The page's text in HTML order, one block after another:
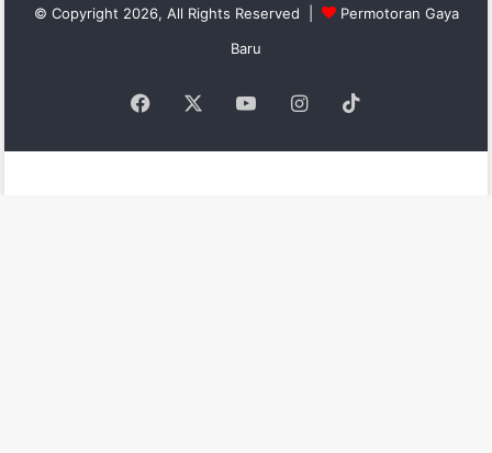
© Copyright 2026, All Rights Reserved |
Permotoran Gaya
Baru
Facebook YouTubeInstagram